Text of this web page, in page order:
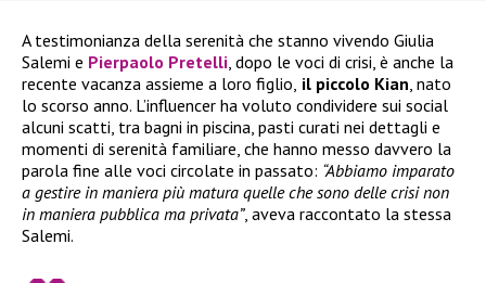
A testimonianza della serenità che stanno vivendo Giulia
Salemi e Pierpaolo Pretelli, dopo le voci di crisi, è anche la
recente vacanza assieme a loro figlio, il piccolo Kian, nato
lo scorso anno. L’influencer ha voluto condividere sui social
alcuni scatti, tra bagni in piscina, pasti curati nei dettagli e
momenti di serenità familiare, che hanno messo davvero la
parola fine alle voci circolate in passato: “Abbiamo imparato
a gestire in maniera più matura quelle che sono delle crisi non
in maniera pubblica ma privata”, aveva raccontato la stessa
Salemi.